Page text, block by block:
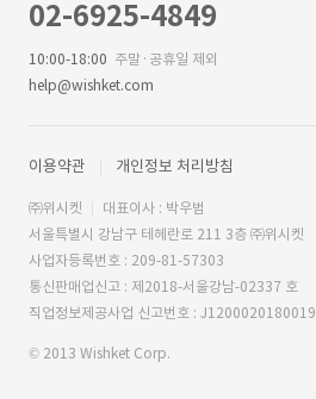
02-6925-4849
10:00-18:00 주말·공휴일 제외
help@wishket.com
이용약관 개인정보 처리방침
㈜위시켓
대표이사 : 박우범
서울특별시 강남구 테헤란로 211 3층 ㈜위시켓
사업자등록번호 : 209-81-57303
통신판매업신고 : 제2018-서울강남-02337 호
직업정보제공사업 신고번호 : J1200020180019
© 2013 Wishket Corp.